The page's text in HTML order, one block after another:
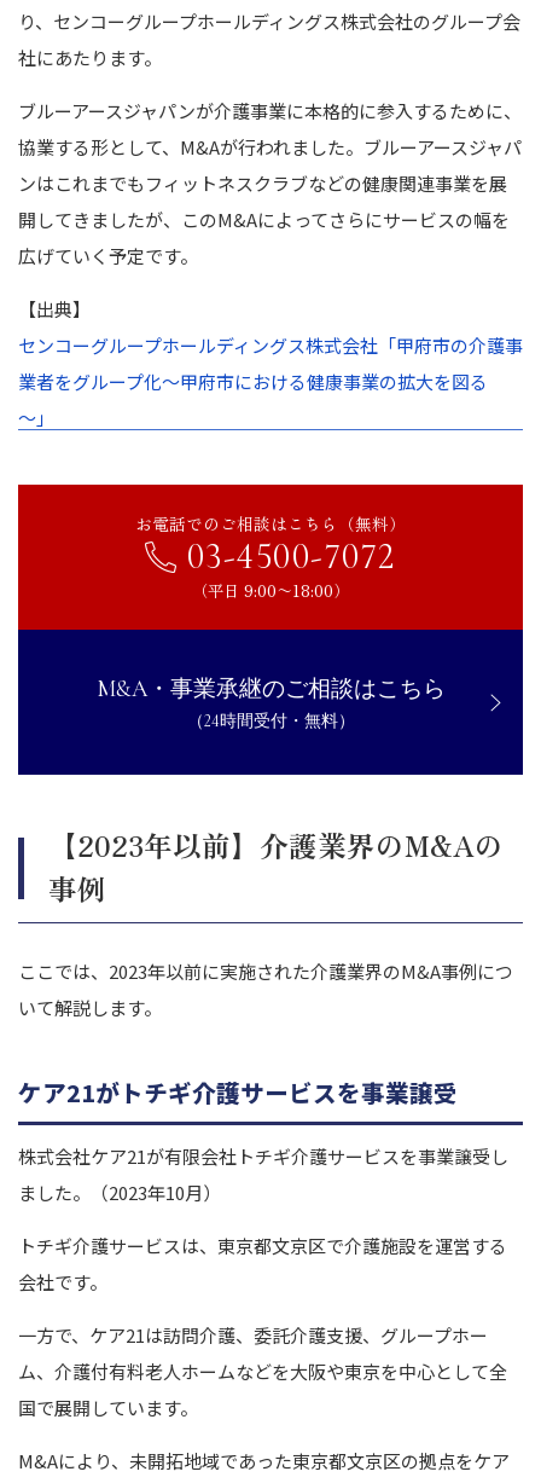
り、センコーグループホールディングス株式会社のグループ会
社にあたります。
ブルーアースジャパンが介護事業に本格的に参入するために、
協業する形として、M&Aが行われました。ブルーアースジャパ
ンはこれまでもフィットネスクラブなどの健康関連事業を展
開してきましたが、このM&Aによってさらにサービスの幅を
広げていく予定です。
【出典】
センコーグループホールディングス株式会社「甲府市の介護事
業者をグループ化～甲府市における健康事業の拡大を図る
～」
お電話でのご相談はこちら（無料）
03-4500-7072
（平日 9:00〜18:00）
M&A・事業承継のご相談はこちら
（24時間受付・無料）
【2023年以前】介護業界のM&Aの
事例
ここでは、2023年以前に実施された介護業界のM&A事例につ
いて解説します。
ケア21がトチギ介護サービスを事業譲受
株式会社ケア21が有限会社トチギ介護サービスを事業譲受し
ました。（2023年10月）
トチギ介護サービスは、東京都文京区で介護施設を運営する
会社です。
一方で、ケア21は訪問介護、委託介護支援、グループホー
ム、介護付有料老人ホームなどを大阪や東京を中心として全
国で展開しています。
M&Aにより、未開拓地域であった東京都文京区の拠点をケア